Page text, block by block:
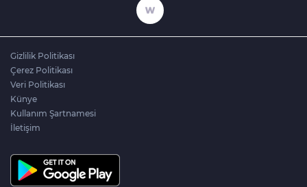
Gizlilik Politikası
Çerez Politikası
Veri Politikası
Künye
Kullanım Şartnamesi
İletişim